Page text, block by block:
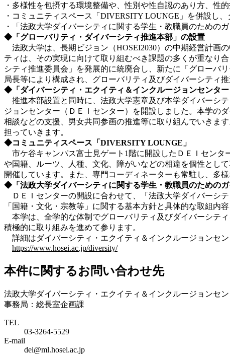
・多様性を包摂する環境整備や、性別や性自認のあり方、性
・コミュニティスペース「DIVERSITY LOUNGE」を併設し
・「法政大学ダイバーシティに関する学生・教職員のためのガ
◆「グローバリティ・ダイバーシティ推進本部」の設置
法政大学は、長期ビジョン（HOSEI2030）の中期経営計画
ティは、その実現に向けて取り組むべき課題の多くが重なり
シティ推進委員会」を発展的に統廃合し、新たに「グローバ
局長等により構成され、グローバリティ及びダイバーシティ
◆「ダイバーシティ・エクイティ＆インクルージョンセンタ
推進本部設置と同時に、法政大学憲章及び本学ダイバーシ
ジョンセンター（ＤＥＩセンター）を開設しました。本学の
相談などの支援、男女共同参画の推進等に取り組んでいきま
担っていきます。
◆コミュニティスペース「DIVERSITY LOUNGE」
市ケ谷キャンパス富士見ゲート1階に開設したＤＥＩセンタ
や国籍、ルーツ、人種、文化、障がいなどの相違を個性とし
開催しています。また、専門コーディネーターも常駐し、多
◆「法政大学ダイバーシティに関する学生・教職員のための
ＤＥＩセンターの開設に合わせて、「法政大学ダイバーシ
「国籍・文化・宗教等」に関する基本方針と具体的な取組内
本学は、全学的な体制でグローバリティ及びダイバーシテ
積極的に取り組みを進めて参ります。
詳細はダイバーシティ・エクイティ＆インクルージョンセ
https://www.hosei.ac.jp/diversity/
本件に関するお問い合わせ先
法政大学ダイバーシティ・エクイティ＆インクルージョンセン
事務局：総長室企画課
TEL
03-3264-5529
E-mail
dei@ml.hosei.ac.jp